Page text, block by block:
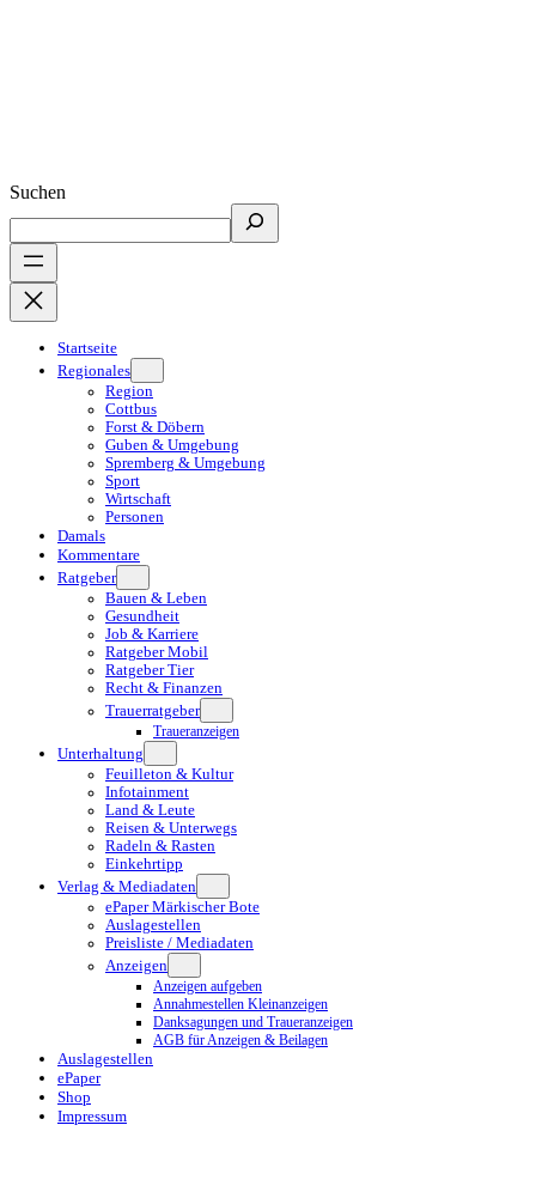
Suchen
Startseite
Regionales
Region
Cottbus
Forst & Döbern
Guben & Umgebung
Spremberg & Umgebung
Sport
Wirtschaft
Personen
Damals
Kommentare
Ratgeber
Bauen & Leben
Gesundheit
Job & Karriere
Ratgeber Mobil
Ratgeber Tier
Recht & Finanzen
Trauerratgeber
Traueranzeigen
Unterhaltung
Feuilleton & Kultur
Infotainment
Land & Leute
Reisen & Unterwegs
Radeln & Rasten
Einkehrtipp
Verlag & Mediadaten
ePaper Märkischer Bote
Auslagestellen
Preisliste / Mediadaten
Anzeigen
Anzeigen aufgeben
Annahmestellen Kleinanzeigen
Danksagungen und Traueranzeigen
AGB für Anzeigen & Beilagen
Auslagestellen
ePaper
Shop
Impressum